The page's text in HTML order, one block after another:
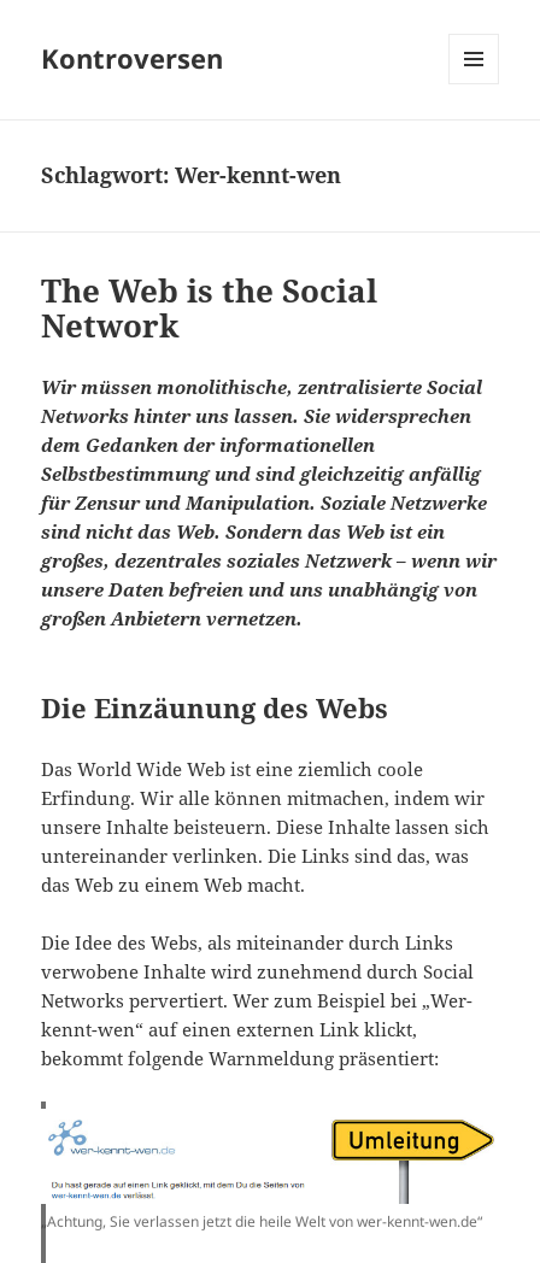
Kontroversen
Schlagwort:Wer-kennt-wen
The Web is the Social
Network
Wir müssen monolithische, zentralisierte Social
Networks hinter uns lassen. Sie widersprechen
dem Gedanken der informationellen
Selbstbestimmung und sind gleichzeitig anfällig
für Zensur und Manipulation. Soziale Netzwerke
sind nicht das Web. Sondern das Web ist ein
großes, dezentrales soziales Netzwerk – wenn wir
unsere Daten befreien und uns unabhängig von
großen Anbietern vernetzen.
Die Einzäunung des Webs
Das World Wide Web ist eine ziemlich coole
Erfindung. Wir alle können mitmachen, indem wir
unsere Inhalte beisteuern. Diese Inhalte lassen sich
untereinander verlinken. Die Links sind das, was
das Web zu einem Web macht.
Die Idee des Webs, als miteinander durch Links
verwobene Inhalte wird zunehmend durch Social
Networks pervertiert. Wer zum Beispiel bei „Wer-
kennt-wen“ auf einen externen Link klickt,
bekommt folgende Warnmeldung präsentiert:
„Achtung, Sie verlassen jetzt die heile Welt von wer-kennt-wen.de“